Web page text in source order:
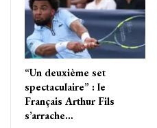
“Un deuxième set
spectaculaire” : le
Français Arthur Fils
s’arrache…